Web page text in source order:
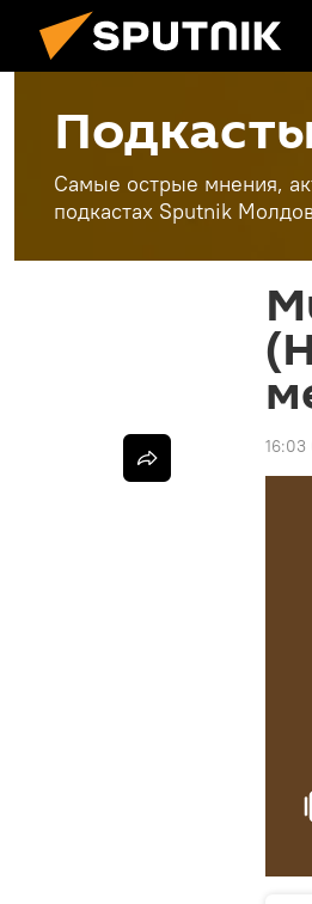
Самые острые мнения,
подкастах Sputnik
16:03